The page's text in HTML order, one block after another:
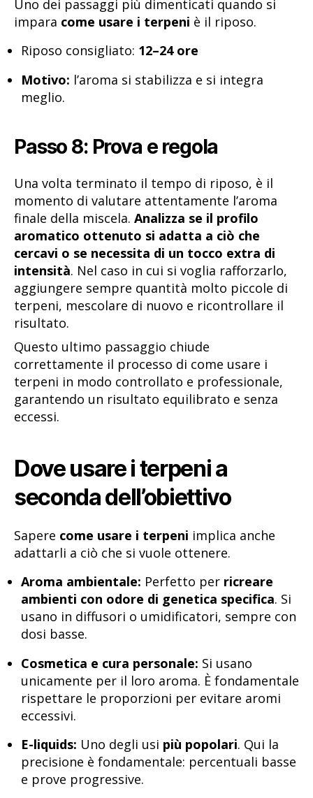
Uno dei passaggi più dimenticati quando si
impara come usare i terpeni è il riposo.
Riposo consigliato: 12–24 ore
Motivo: l’aroma si stabilizza e si integra
meglio.
Passo 8: Prova e regola
Una volta terminato il tempo di riposo, è il
momento di valutare attentamente l’aroma
finale della miscela. Analizza se il profilo
aromatico ottenuto si adatta a ciò che
cercavi o se necessita di un tocco extra di
intensità. Nel caso in cui si voglia rafforzarlo,
aggiungere sempre quantità molto piccole di
terpeni, mescolare di nuovo e ricontrollare il
risultato.
Questo ultimo passaggio chiude
correttamente il processo di come usare i
terpeni in modo controllato e professionale,
garantendo un risultato equilibrato e senza
eccessi.
Dove usare i terpeni a
seconda dell’obiettivo
Sapere come usare i terpeni implica anche
adattarli a ciò che si vuole ottenere.
Aroma ambientale: Perfetto per ricreare
ambienti con odore di genetica specifica. Si
usano in diffusori o umidificatori, sempre con
dosi basse.
Cosmetica e cura personale: Si usano
unicamente per il loro aroma. È fondamentale
rispettare le proporzioni per evitare aromi
eccessivi.
E-liquids: Uno degli usi più popolari. Qui la
precisione è fondamentale: percentuali basse
e prove progressive.